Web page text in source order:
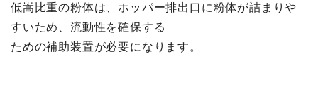
低嵩比重の粉体は、ホッパー排出口に粉体が詰まりや
すいため、流動性を確保する
ための補助装置が必要になります。